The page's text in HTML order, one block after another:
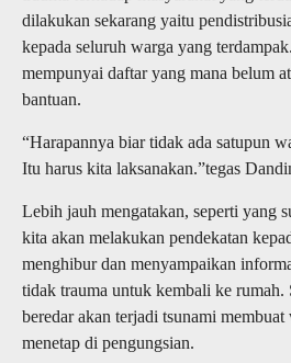
dilakukan sekarang yaitu
kepada seluruh warga yang
mempunyai daftar yang mana belum
bantuan.
“Harapannya biar tidak ada satupun
Itu harus kita laksanakan.”tegas
Lebih jauh mengatakan, seperti yang
kita akan melakukan pendekatan
menghibur dan menyampaikan
tidak trauma untuk kembali ke rumah.
beredar akan terjadi tsunami
menetap di pengungsian.